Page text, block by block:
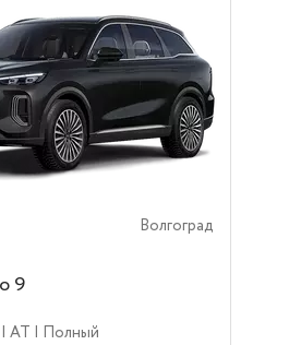
Волгоград
9
| AT | Полный